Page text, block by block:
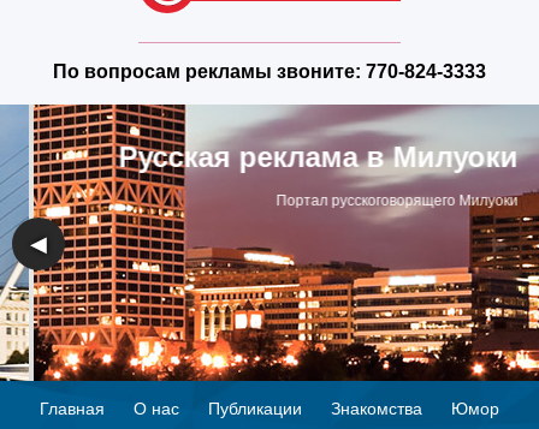
По вопросам рекламы звоните: 770-824-3333
Русская реклама в Милуоки
Портал русскоговорящего Милуоки
◀ ▶
Главная О нас Публикации Знакомства Юмор